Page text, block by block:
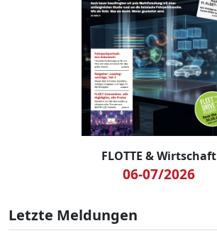
FLOTTE & Wirtschaft
06-07/2026
Letzte Meldungen